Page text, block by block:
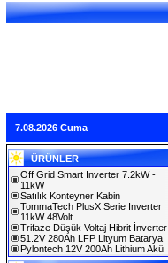
7.08.2026 Cuma
ÜRÜNLER
Off Grid Smart Inverter 7.2kW -
11kW
Satılık Konteyner Kabin
TommaTech PlusX Serie Inverter
11kW 48Volt
Trifaze Düşük Voltaj Hibrit İnverter
51.2V 280Ah LFP Lityum Batarya
Pylontech 12V 200Ah Lithium Akü